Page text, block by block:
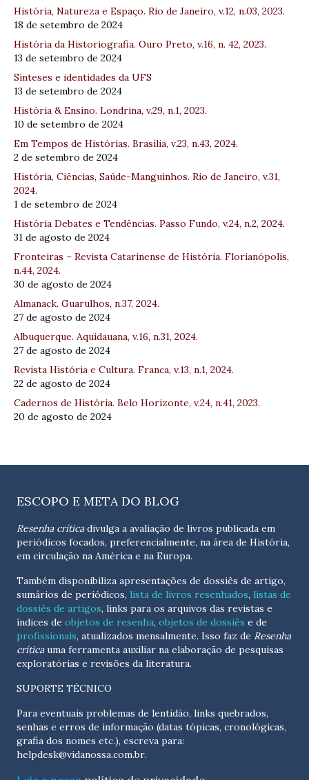
História, Natureza e Espaço. Rio de Janeiro, v.12, n.03, 2023.
18 de setembro de 2024
História da Historiografia. Ouro Preto, v.16, n. 42, 2023.
13 de setembro de 2024
Sínteses e identidades da UFS
13 de setembro de 2024
História & Ensino. Londrina, v.29, n.1, 2023.
10 de setembro de 2024
Em Tempos de Histórias. Brasília, v.23, n.43, 2024.
2 de setembro de 2024
História, Ciências, Saúde-Manguinhos. Rio de Janeiro, v.31,
2024.
1 de setembro de 2024
História Debates e Tendências. Passo Fundo, v.24, n.2, 2024.
31 de agosto de 2024
Fronteiras – Revista Catarinense de História. Florianópolis,
n.44, 2024.
30 de agosto de 2024
Almanack. Guarulhos, n.37, 2024.
27 de agosto de 2024
Albuquerque. Aquidauana, v.16, n.31, 2024.
27 de agosto de 2024
Revista História e Cultura. Franca, v.13, n.1, 2024.
22 de agosto de 2024
Cadernos de História. Belo Horizonte, v.24, n.41, 2023.
20 de agosto de 2024
ESCOPO E META DO BLOG
Resenha críticadivulga a avaliação de livros publicada em
periódicos focados, preferencialmente, na área de História,
em circulação na América e na Europa.
Também disponibiliza apresentações de dossiês de artigo,
sumários de periódicos, lista de livros resenhados, listas de
dossiês de artigos, links para os arquivos das revistas e
índices de objetos de resenha, objetos de dossiês e de
profissionais, atualizados mensalmente. Isso faz de Resenha
críticauma ferramenta auxiliar na elaboração de pesquisas
exploratórias e revisões da literatura.
SUPORTE TÉCNICO
Para eventuais problemas de lentidão, links quebrados,
senhas e erros de informação (datas tópicas, cronológicas,
helpdesk@vidanossa.com.br.